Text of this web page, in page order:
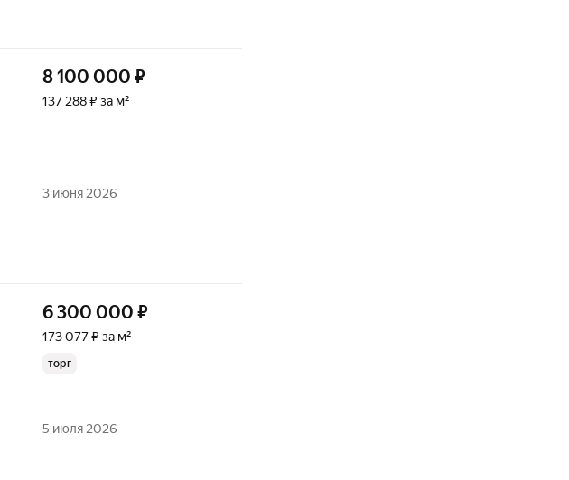
8 100 000 ₽
137 288 ₽ за м²
3 июня 2026
6 300 000 ₽
173 077 ₽ за м²
торг
5 июля 2026